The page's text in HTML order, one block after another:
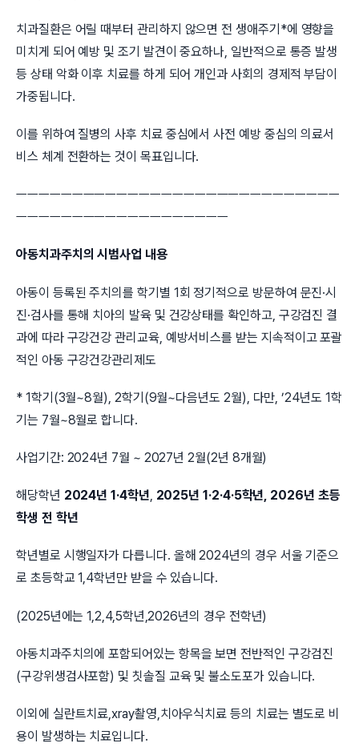
치과질환은 어릴 때부터 관리하지 않으면 전 생애주기*에 영향을
미치게 되어 예방 및 조기 발견이 중요하나, 일반적으로 통증 발생
등 상태 악화 이후 치료를 하게 되어 개인과 사회의 경제적 부담이
가중됩니다.
이를 위하여 질병의 사후 치료 중심에서 사전 예방 중심의 의료서
비스 체계 전환하는 것이 목표입니다.
ㅡㅡㅡㅡㅡㅡㅡㅡㅡㅡㅡㅡㅡㅡㅡㅡㅡㅡㅡㅡㅡㅡㅡㅡㅡㅡㅡㅡㅡ
ㅡㅡㅡㅡㅡㅡㅡㅡㅡㅡㅡㅡㅡㅡㅡㅡㅡㅡㅡ
아동치과주치의 시범사업 내용
아동이 등록된 주치의를 학기별 1회 정기적으로 방문하여 문진·시
진·검사를 통해 치아의 발육 및 건강상태를 확인하고, 구강검진 결
과에 따라 구강건강 관리교육, 예방서비스를 받는 지속적이고 포괄
적인 아동 구강건강관리제도
* 1학기(3월~8월), 2학기(9월~다음년도 2월), 다만, ’24년도 1학
기는 7월~8월로 합니다.
사업기간: 2024년 7월 ~ 2027년 2월(2년 8개월)
해당학년 2024년 1·4학년, 2025년 1·2·4·5학년, 2026년 초등
학생 전 학년
학년별로 시행일자가 다릅니다. 올해 2024년의 경우 서울 기준으
로 초등학교 1,4학년만 받을 수 있습니다.
(2025년에는 1,2,4,5학년,2026년의 경우 전학년)
아동치과주치의에 포함되어있는 항목을 보면 전반적인 구강검진
(구강위생검사포함) 및 칫솔질 교육 및 불소도포가 있습니다.
이외에 실란트치료,xray촬영,치아우식치료 등의 치료는 별도로 비
용이 발생하는 치료입니다.